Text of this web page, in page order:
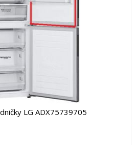
LG ADX75739705